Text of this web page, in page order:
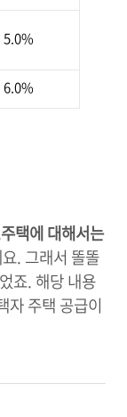
5.0%
6.0%
택에 대해서는
. 그래서 똘똘
죠. 해당 내용
자 주택 공급이